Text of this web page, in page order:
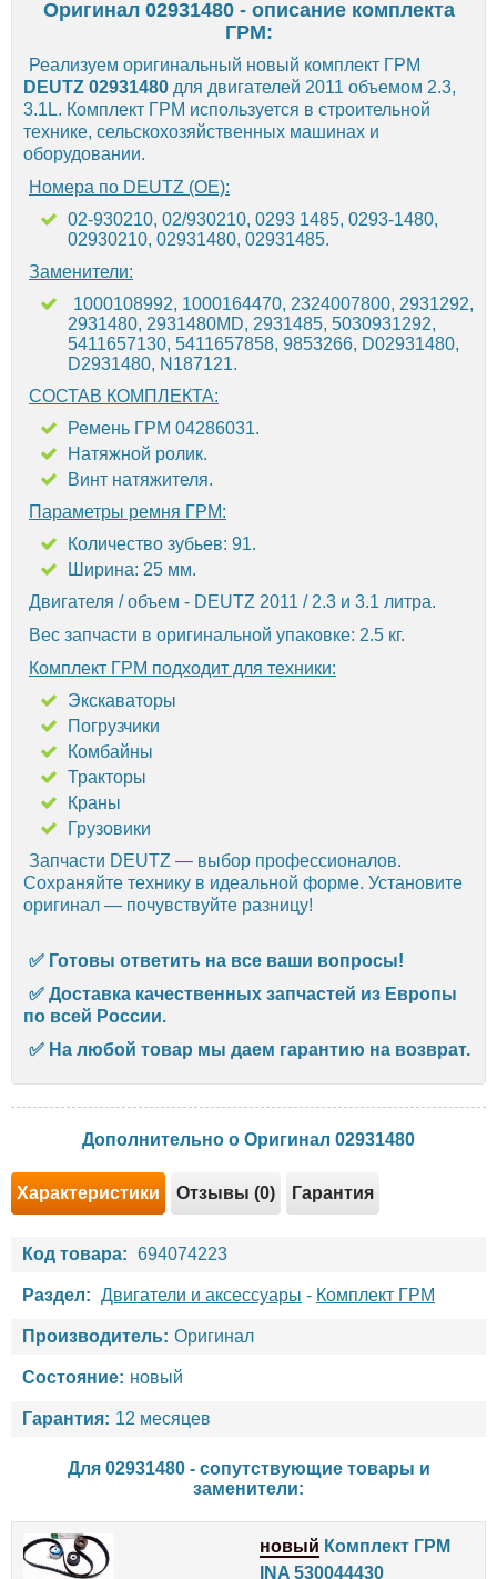
Оригинал 02931480 - описание комплекта
ГРМ:
Реализуем оригинальный новый комплект ГРМ
DEUTZ 02931480 для двигателей 2011 объемом 2.3,
3.1L. Комплект ГРМ используется в строительной
технике, сельскохозяйственных машинах и
оборудовании.
Номера по DEUTZ (OE):
02-930210, 02/930210, 0293 1485, 0293-1480,
02930210, 02931480, 02931485.
Заменители:
1000108992, 1000164470, 2324007800, 2931292,
2931480, 2931480MD, 2931485, 5030931292,
5411657130, 5411657858, 9853266, D02931480,
D2931480, N187121.
СОСТАВ КОМПЛЕКТА:
Ремень ГРМ 04286031.
Натяжной ролик.
Винт натяжителя.
Параметры ремня ГРМ:
Количество зубьев: 91.
Ширина: 25 мм.
Двигателя / объем - DEUTZ 2011 / 2.3 и 3.1 литра.
Вес запчасти в оригинальной упаковке: 2.5 кг.
Комплект ГРМ подходит для техники:
Экскаваторы
Погрузчики
Комбайны
Тракторы
Краны
Грузовики
Запчасти DEUTZ — выбор профессионалов.
Сохраняйте технику в идеальной форме. Установите
оригинал — почувствуйте разницу!
✅ Готовы ответить на все ваши вопросы!
✅ Доставка качественных запчастей из Европы
по всей России.
✅ На любой товар мы даем гарантию на возврат.
Дополнительно о Оригинал 02931480
Характеристики Отзывы (0) Гарантия
Код товара: 694074223
Раздел: Двигатели и аксессуары - Комплект ГРМ
Производитель: Оригинал
Состояние: новый
Гарантия: 12 месяцев
Для 02931480 - сопутствующие товары и
заменители:
новый Комплект ГРМ
INA 530044430